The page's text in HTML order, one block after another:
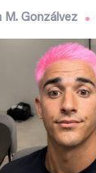
M. Gonzálvez